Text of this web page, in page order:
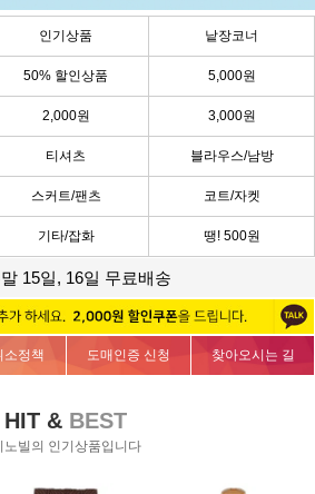
인기상품 낱장코너
50% 할인상품 5,000원
2,000원 3,000원
티셔츠 블라우스/남방
스커트/팬츠 코트/자켓
기타/잡화 땡! 500원
15일, 16일 무료배송
소정책 도매인증 신청 찾아오시는 길
HIT & BEST
노빌의 인기상품입니다